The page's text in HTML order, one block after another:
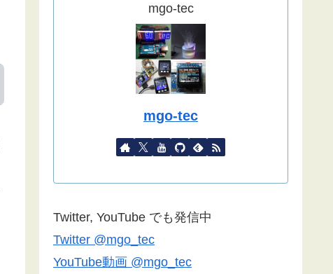
(2022/09/02)
こちらの記事をYahoo天気から気象
庁天気予報に変更したものを追記し
諸事情で記事更新停滞しています。
１年以上経過している記事が殆どな
Blynk2.0で双方向通信できない場合
はこちらの記事
ください(2022/06/24)
mgo-tec
mgo-tec
Twitter, YouTube でも発信中
Twitter @mgo_tec
YouTube動画 @mgo_tec